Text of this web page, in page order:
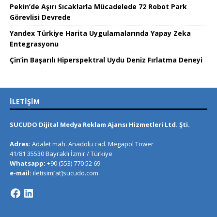
Pekin’de Aşırı Sıcaklarla Mücadelede 72 Robot Park
Görevlisi Devrede
Yandex Türkiye Harita Uygulamalarında Yapay Zeka
Entegrasyonu
Çin’in Başarılı Hiperspektral Uydu Deniz Fırlatma Deneyi
İLETIŞIM
SUCUDO Dijital Medya Reklam Ajansı Hizmetleri Ltd. Şti.
Adres: Adalet mah. Anadolu cad. Megapol Tower
41/81 35530 Bayraklı İzmir / Türkiye
Whatsapp: +90 (553) 770 52 69
e-mail: iletisim[at]sucudo.com